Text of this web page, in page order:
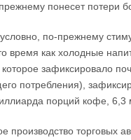
понесет потери
по-прежнему
время как холодные
зафиксировало
потребления),
порций кофе, 6,3
производство